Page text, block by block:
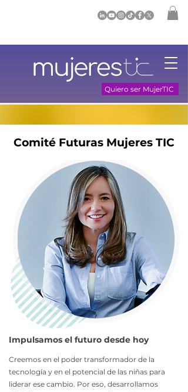
Quiero ser MujerTIC
Comité Futuras Mujeres TIC
Impulsamos el futuro desde hoy
Creemos en el poder transformador de la
tecnología y en el potencial de las niñas para
liderar ese cambio. Por eso, desarrollamos